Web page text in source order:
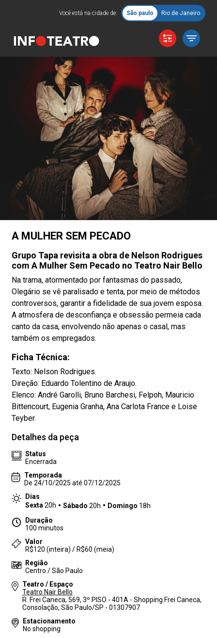
Você está na cidade de: São paulo Rio de Janeiro
A MULHER SEM PECADO
Grupo Tapa revisita a obra de Nelson Rodrigues
com A Mulher Sem Pecado no Teatro Nair Bello
Na trama, atormentado por fantasmas do passado,
Olegário se vê paralisado e tenta, por meio de métodos
controversos, garantir a fidelidade de sua jovem esposa.
A atmosfera de desconfiança e obsessão permeia cada
canto da casa, envolvendo não apenas o casal, mas
também os empregados.
Ficha Técnica:
Texto: Nelson Rodrigues.
Direção: Eduardo Tolentino de Araujo.
Elenco: André Garolli, Bruno Barchesi, Felpoh, Mauricio
Bittencourt, Eugenia Granha, Ana Carlota France e Loise
Teyber.
Detalhes da peça
Status
Encerrada
Temporada
De 24/10/2025 até 07/12/2025
Dias
Sexta 20h Sábado 20h Domingo 18h
Duração
100 minutos
Valor
R$120 (inteira) / R$60 (meia)
Região
Centro / São Paulo
Teatro / Espaço
Teatro Nair Bello
R. Frei Caneca, 569, 3º PISO - 401A - Shopping Frei Caneca,
Consolação, São Paulo/SP - 01307907
Estacionamento
No shopping